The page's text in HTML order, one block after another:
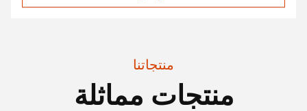
منتجاتنا
منتجات مماثلة